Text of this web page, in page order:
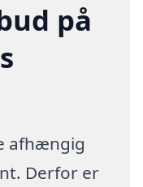
på
afhængig
Derfor er